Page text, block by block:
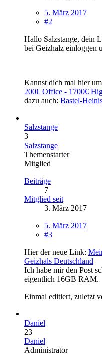
5. März 2017
#2
Hallo Salzstange, dein
bei Geizhalz einloggen
Kannst dich mal hier
200€ Office - 1700€
dazu auch: Bastel-
Salzstange
3
Salzstange
Themenstarter
Mitglied
Beiträge
7
Mitglied seit
3. März 2017
5. März 2017
#3
Hier der neue Link:
Geizhals Deutschland
Ich habe mir den Post
eigentlich 16GB RAM.
Einmal editiert, zuletzt
Daniel
23
Daniel
Administrator